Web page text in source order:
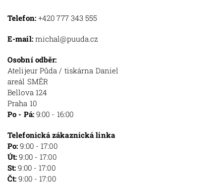
Telefon: +420 777 343 555
E-mail: michal@puuda.cz
Osobní odběr:
Atelijeur Půda / tiskárna Daniel
areál SMĚR
Bellova 124
Praha 10
Po - Pá:9:00 - 16:00
Telefonická zákaznická linka
Po:9:00 - 17:00
Út:9:00 - 17:00
St: 9:00 - 17:00
Čt:9:00 - 17:00